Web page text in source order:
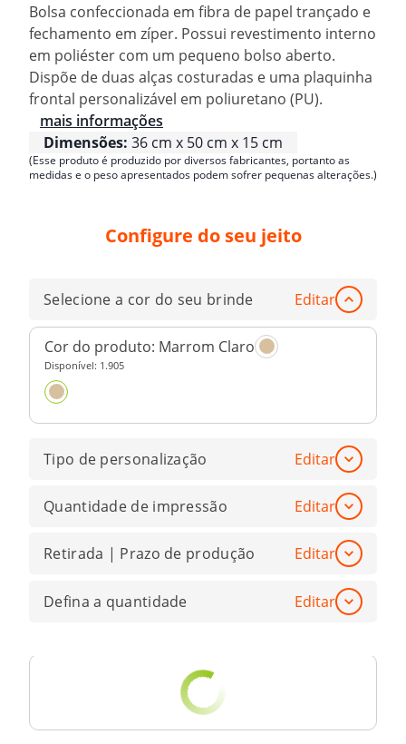
Bolsa confeccionada em fibra de papel trançado e
fechamento em zíper. Possui revestimento interno
em poliéster com um pequeno bolso aberto.
Dispõe de duas alças costuradas e uma plaquinha
frontal personalizável em poliuretano (PU).
mais informações
Dimensões: 36 cm x 50 cm x 15 cm
(Esse produto é produzido por diversos fabricantes, portanto as
medidas e o peso apresentados podem sofrer pequenas alterações.)
Configure do seu jeito
Selecione a cor do seu brinde Editar
Cor do produto: Marrom Claro
Disponível: 1.905
Tipo de personalização Editar
Quantidade de impressão Editar
Retirada | Prazo de produção Editar
Defina a quantidade Editar